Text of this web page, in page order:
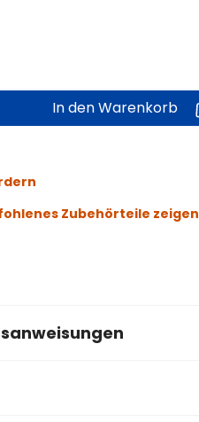
In den Warenkorb
Zubehörteile zeigen